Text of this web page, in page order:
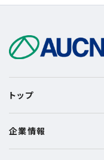
トップ
企業情報